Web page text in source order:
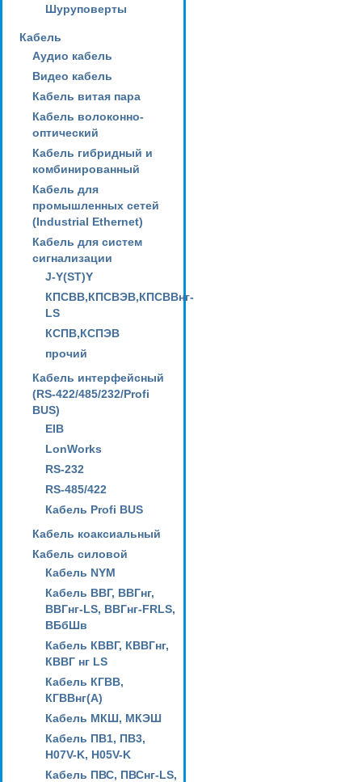
Шуруповерты
Кабель
Аудио кабель
Видео кабель
Кабель витая пара
Кабель волоконно-
оптический
Кабель гибридный и
комбинированный
Кабель для
промышленных сетей
(Industrial Ethernet)
Кабель для систем
сигнализации
J-Y(ST)Y
КПСВВ,КПСВЭВ,КПСВВнг-
LS
КСПВ,КСПЭВ
прочий
Кабель интерфейсный
(RS-422/485/232/Profi
BUS)
EIB
LonWorks
RS-232
RS-485/422
Кабель Profi BUS
Кабель коаксиальный
Кабель силовой
Кабель NYM
Кабель ВВГ, ВВГнг,
ВВГнг-LS, ВВГнг-FRLS,
ВБбШв
Кабель КВВГ, КВВГнг,
КВВГ нг LS
Кабель КГВВ,
КГВВнг(А)
Кабель МКШ, МКЭШ
Кабель ПВ1, ПВ3,
H07V-K, H05V-K
Кабель ПВС, ПВСнг-LS,